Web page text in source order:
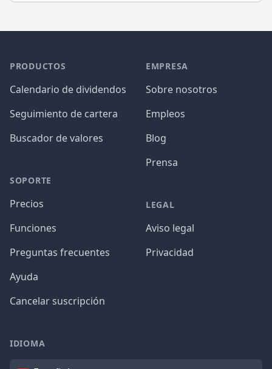
PRODUCTOS
Calendario de dividendos
Seguimiento de cartera
Buscador de valores
SOPORTE
Precios
Funciones
Preguntas frecuentes
Ayuda
Cancelar suscripción
EMPRESA
Sobre nosotros
Empleos
Blog
Prensa
LEGAL
Aviso legal
Privacidad
IDIOMA
Idioma